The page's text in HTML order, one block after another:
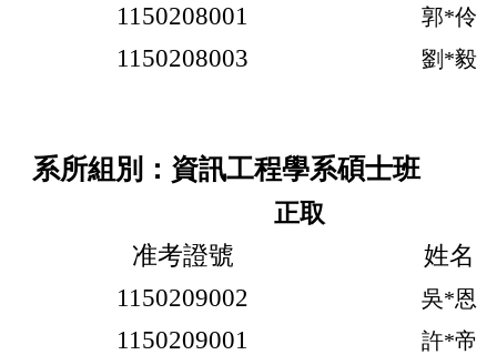
1150208001 郭*伶
1150208003 劉*毅
系所組別：資訊工程學系碩士班
正取
准考證號
姓名
1150209002
吳*恩
1150209001 許*帝